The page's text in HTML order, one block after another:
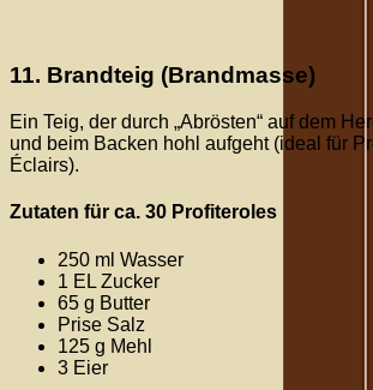
11. Brandteig (Brandmasse)
Ein Teig, der durch „Abrösten“ auf dem
und beim Backen hohl aufgeht (ideal für
Éclairs).
Zutaten für ca. 30 Profiteroles
250 ml Wasser
1 EL Zucker
65 g Butter
Prise Salz
125 g Mehl
3 Eier